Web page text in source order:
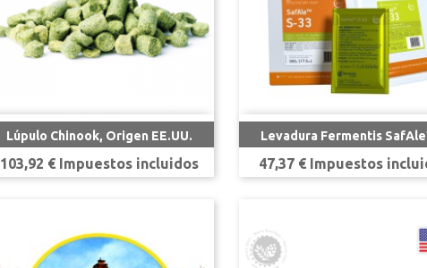
Lúpulo Chinook, Origen EE.UU.
Precio
103,92 € Impuestos incluidos
Vista rápida Levadura Fermentis
Precio
47,37 € Impuestos
 Vista rápida